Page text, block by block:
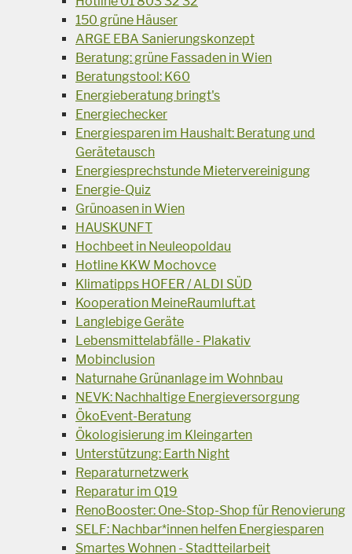
150 grüne Häuser
ARGE EBA Sanierungskonzept
Beratung: grüne Fassaden in Wien
Beratungstool: K60
Energieberatung bringt's
Energiechecker
Energiesparen im Haushalt: Beratung und
Gerätetausch
Energiesprechstunde Mietervereinigung
Energie-Quiz
Grünoasen in Wien
HAUSKUNFT
Hochbeet in Neuleopoldau
Hotline KKW Mochovce
Klimatipps HOFER / ALDI SÜD
Kooperation MeineRaumluft.at
Langlebige Geräte
Lebensmittelabfälle - Plakativ
Mobinclusion
Naturnahe Grünanlage im Wohnbau
NEVK: Nachhaltige Energieversorgung
ÖkoEvent-Beratung
Ökologisierung im Kleingarten
Unterstützung: Earth Night
Reparaturnetzwerk
Reparatur im Q19
RenoBooster: One-Stop-Shop für Renovierung
SELF: Nachbar*innen helfen Energiesparen
Smartes Wohnen - Stadtteilarbeit